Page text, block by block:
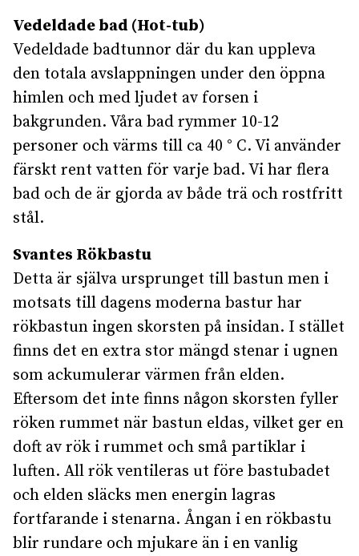
Vedeldade bad (Hot-tub)
Vedeldade badtunnor där du kan uppleva
den totala avslappningen under den öppna
himlen och med ljudet av forsen i
bakgrunden. Våra bad rymmer 10-12
personer och värms till ca 40 ° C. Vi använder
färskt rent vatten för varje bad. Vi har flera
bad och de är gjorda av både trä och rostfritt
stål.
Svantes Rökbastu
Detta är själva ursprunget till bastun men i
motsats till dagens moderna bastur har
rökbastun ingen skorsten på insidan. I stället
finns det en extra stor mängd stenar i ugnen
som ackumulerar värmen från elden.
Eftersom det inte finns någon skorsten fyller
röken rummet när bastun eldas, vilket ger en
doft av rök i rummet och små partiklar i
luften. All rök ventileras ut före bastubadet
och elden släcks men energin lagras
fortfarande i stenarna. Ångan i en rökbastu
blir rundare och mjukare än i en vanlig